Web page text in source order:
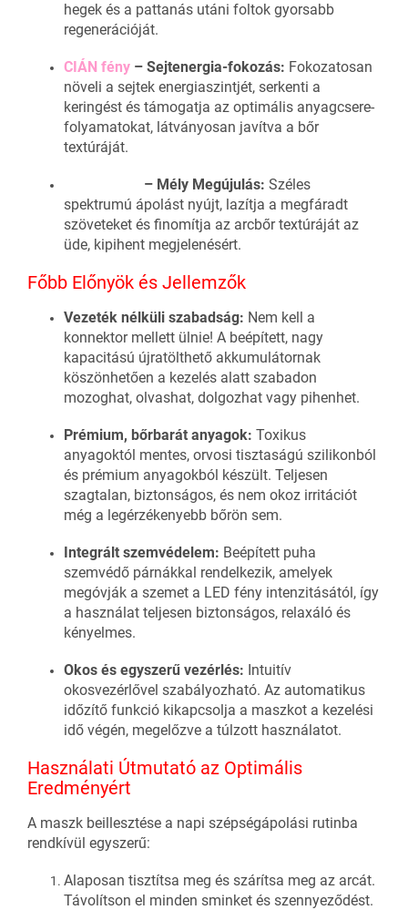
hegek és a pattanás utáni foltok gyorsabb
regenerációját.
CIÁN fény – Sejtenergia-fokozás: Fokozatosan
növeli a sejtek energiaszintjét, serkenti a
keringést és támogatja az optimális anyagcsere-
folyamatokat, látványosan javítva a bőr
textúráját.
– Mély Megújulás: Széles
spektrumú ápolást nyújt, lazítja a megfáradt
szöveteket és finomítja az arcbőr textúráját az
üde, kipihent megjelenésért.
Főbb Előnyök és Jellemzők
Vezeték nélküli szabadság: Nem kell a
konnektor mellett ülnie! A beépített, nagy
kapacitású újratölthető akkumulátornak
köszönhetően a kezelés alatt szabadon
mozoghat, olvashat, dolgozhat vagy pihenhet.
Prémium, bőrbarát anyagok: Toxikus
anyagoktól mentes, orvosi tisztaságú szilikonból
és prémium anyagokból készült. Teljesen
szagtalan, biztonságos, és nem okoz irritációt
még a legérzékenyebb bőrön sem.
Integrált szemvédelem: Beépített puha
szemvédő párnákkal rendelkezik, amelyek
megóvják a szemet a LED fény intenzitásától, így
a használat teljesen biztonságos, relaxáló és
kényelmes.
Okos és egyszerű vezérlés: Intuitív
okosvezérlővel szabályozható. Az automatikus
időzítő funkció kikapcsolja a maszkot a kezelési
idő végén, megelőzve a túlzott használatot.
Használati Útmutató az Optimális
Eredményért
A maszk beillesztése a napi szépségápolási rutinba
rendkívül egyszerű:
Alaposan tisztítsa meg és szárítsa meg az arcát.
Távolítson el minden sminket és szennyeződést.